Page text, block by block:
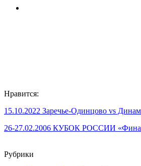
Нравится:
Навигация
по
15.10.2022 Заречье-Одинцово vs
26-27.02.2006 КУБОК РОССИИ
Рубрики